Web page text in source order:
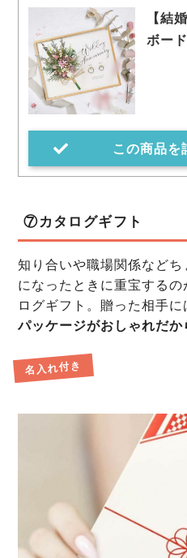
【結
ボー
この商品を
⑦カタログギフト
知り合いや職場関係など
になったときに重宝する
ログギフト。贈った相手に
パッケージがおしゃれだか
名入れ付き